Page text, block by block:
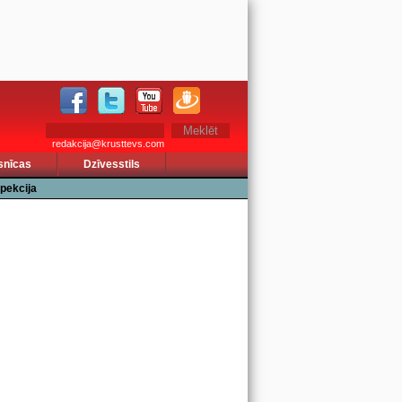
redakcija@krusttevs.com
Dzīvesstils